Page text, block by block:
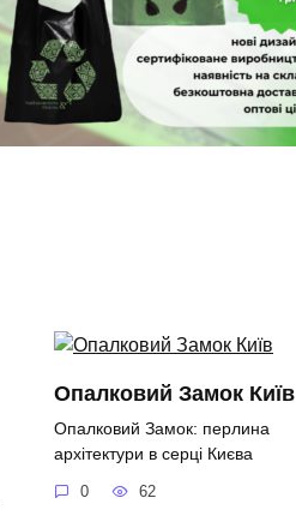
Опалковий Замок Київ
Опалковий Замок: перлина
архітектури в серці Києва
0 62